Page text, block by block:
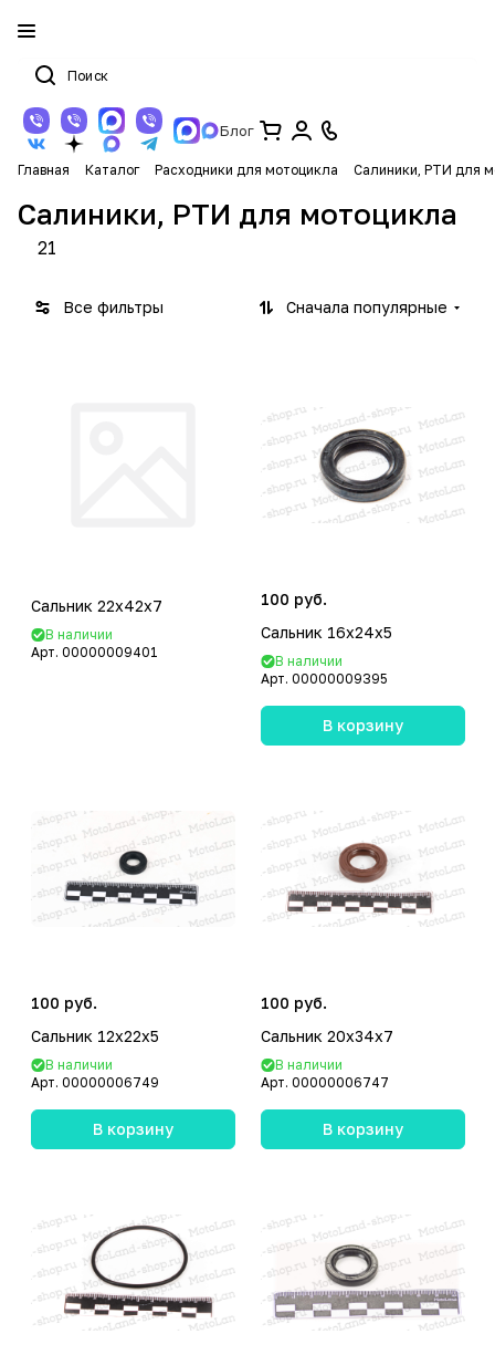
Блог
Главная Каталог Расходники для мотоцикла Салиники, РТИ для
Салиники, РТИ для мотоцикла
21
Все фильтры Сначала популярные
Сальник 22x42x7
В наличии
Арт. 00000009401
100 руб.
Сальник 16x24x5
В наличии
Арт. 00000009395
В корзину
100 руб.
Сальник 12x22x5
В наличии
Арт. 00000006749
В корзину
100 руб.
Сальник 20x34x7
В наличии
Арт. 00000006747
В корзину